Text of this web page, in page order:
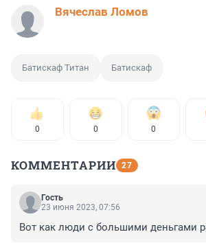
Вячеслав Ломов
Батискаф Титан Батискаф
0 0 0
КОММЕНТАРИИ 27
Гость
23 июня 2023, 07:56
Вот как люди с большими деньгами